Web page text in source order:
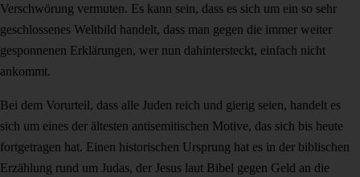
Verschwörung vermuten. Es kann sein, dass es sich um ein so sehr
geschlossenes Weltbild handelt, dass man gegen die immer weiter
gesponnenen Erklärungen, wer nun dahintersteckt, einfach nicht
ankommt.
Bei dem Vorurteil, dass alle Juden reich und gierig seien, handelt es
sich um eines der ältesten antisemitischen Motive, das sich bis heute
fortgetragen hat. Einen historischen Ursprung hat es in der biblischen
Erzählung rund um Judas, der Jesus laut Bibel gegen Geld an die